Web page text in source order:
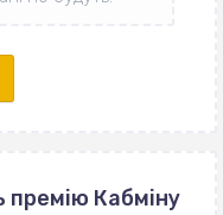
Кабміну